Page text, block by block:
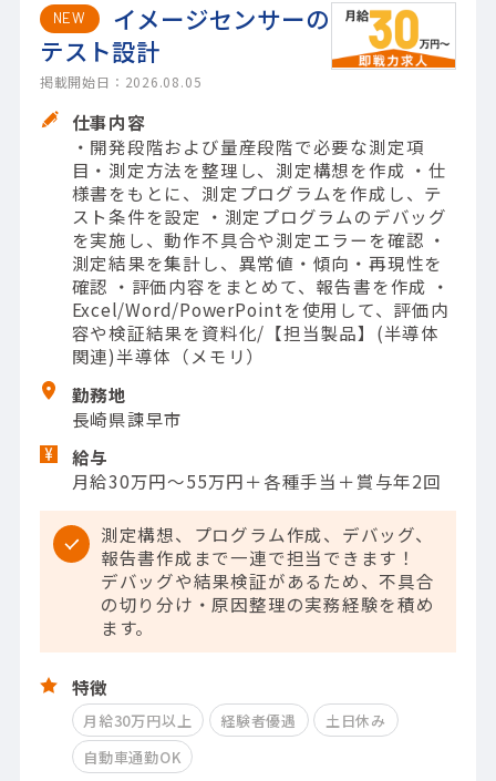
NEW
イメージセンサーの
テスト設計
掲載開始日：2026.08.05
仕事内容
・開発段階および量産段階で必要な測定項
目・測定方法を整理し、測定構想を作成 ・仕
様書をもとに、測定プログラムを作成し、テ
スト条件を設定 ・測定プログラムのデバッグ
を実施し、動作不具合や測定エラーを確認 ・
測定結果を集計し、異常値・傾向・再現性を
確認 ・評価内容をまとめて、報告書を作成 ・
Excel/Word/PowerPointを使用して、評価内
容や検証結果を資料化/【担当製品】(半導体
関連)半導体（メモリ）
勤務地
長崎県諫早市
給与
月給30万円～55万円＋各種手当＋賞与年2回
測定構想、プログラム作成、デバッグ、
報告書作成まで一連で担当できます！
デバッグや結果検証があるため、不具合
の切り分け・原因整理の実務経験を積め
ます。
特徴
月給30万円以上 経験者優遇
土日休み
自動車通勤OK